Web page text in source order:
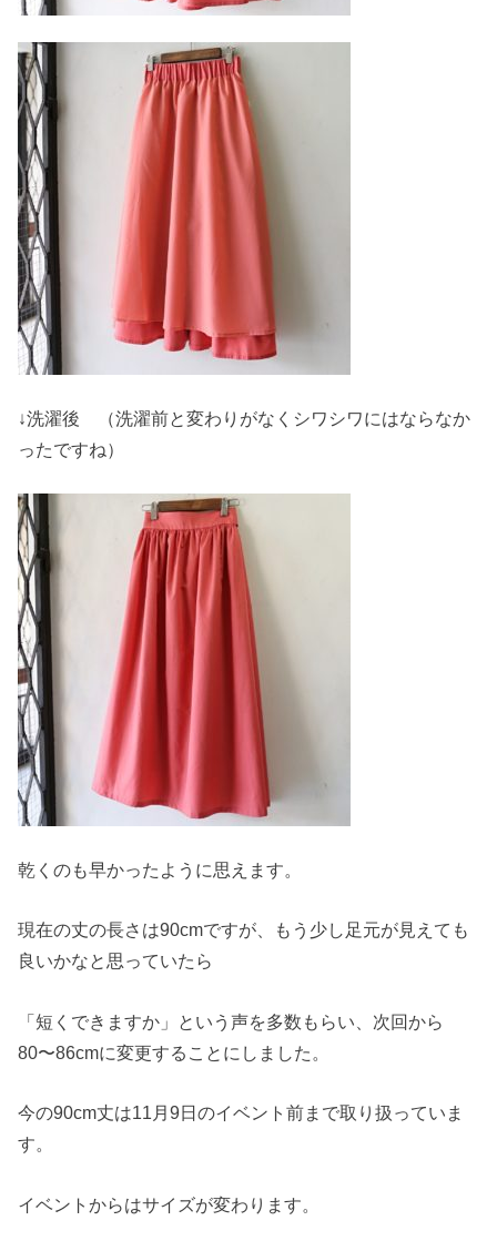
↓洗濯後 （洗濯前と変わりがなくシワシワにはならなか
ったですね）
乾くのも早かったように思えます。
現在の丈の長さは90cmですが、もう少し足元が見えても
良いかなと思っていたら
「短くできますか」という声を多数もらい、次回から
80〜86cmに変更することにしました。
今の90cm丈は11月9日のイベント前まで取り扱っていま
す。
イベントからはサイズが変わります。